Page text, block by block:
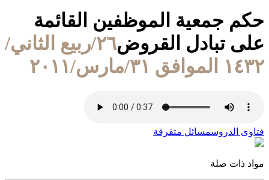
حكم جمعية الموظفين القائمة
على تبادل القروض
٢٦/ربيع الثاني/
١٤٣٢ الموافق ٣١/مارس/٢٠١١
فتاوى الدروسمسائل متفرقة
مواد ذات صلة